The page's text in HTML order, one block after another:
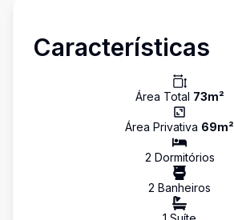
Características
Área Total 73m²
Área Privativa 69m²
2 Dormitórios
2 Banheiros